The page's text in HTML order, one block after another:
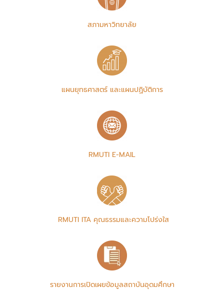
สภามหาวิทยาลัย
แผนยุทธศาสตร์ และแผนปฏิบัติการ
RMUTI E-MAIL
RMUTI ITA คุณธรรมและความโปร่งใส
รายงานการเปิดเผยข้อมูลสถาบันอุดมศึกษา